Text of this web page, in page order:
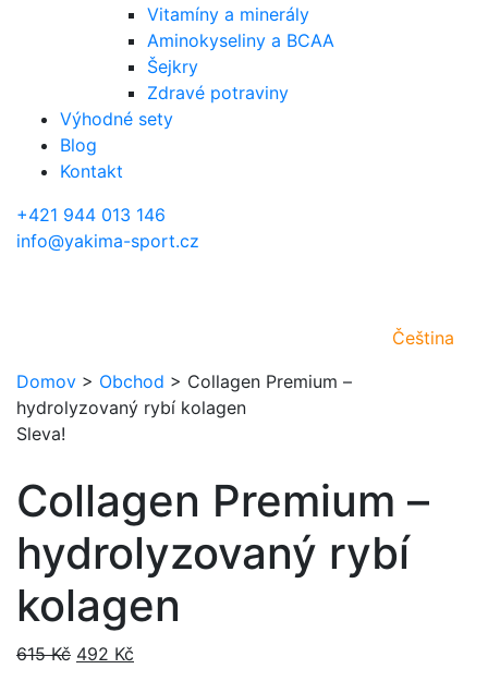
Vitamíny a minerály
Aminokyseliny a BCAA
Šejkry
Zdravé potraviny
Výhodné sety
Blog
Kontakt
+421 944 013 146
info@yakima-sport.cz
Čeština
Domov > Obchod > Collagen Premium –
hydrolyzovaný rybí kolagen
Sleva!
Collagen Premium –
hydrolyzovaný rybí
kolagen
615Kč Original
492 Kč